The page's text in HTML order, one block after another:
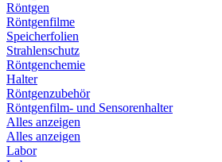
Röntgen
Röntgenfilme
Speicherfolien
Strahlenschutz
Röntgenchemie
Halter
Röntgenzubehör
Röntgenfilm- und Sensorenhalter
Alles anzeigen
Alles anzeigen
Labor